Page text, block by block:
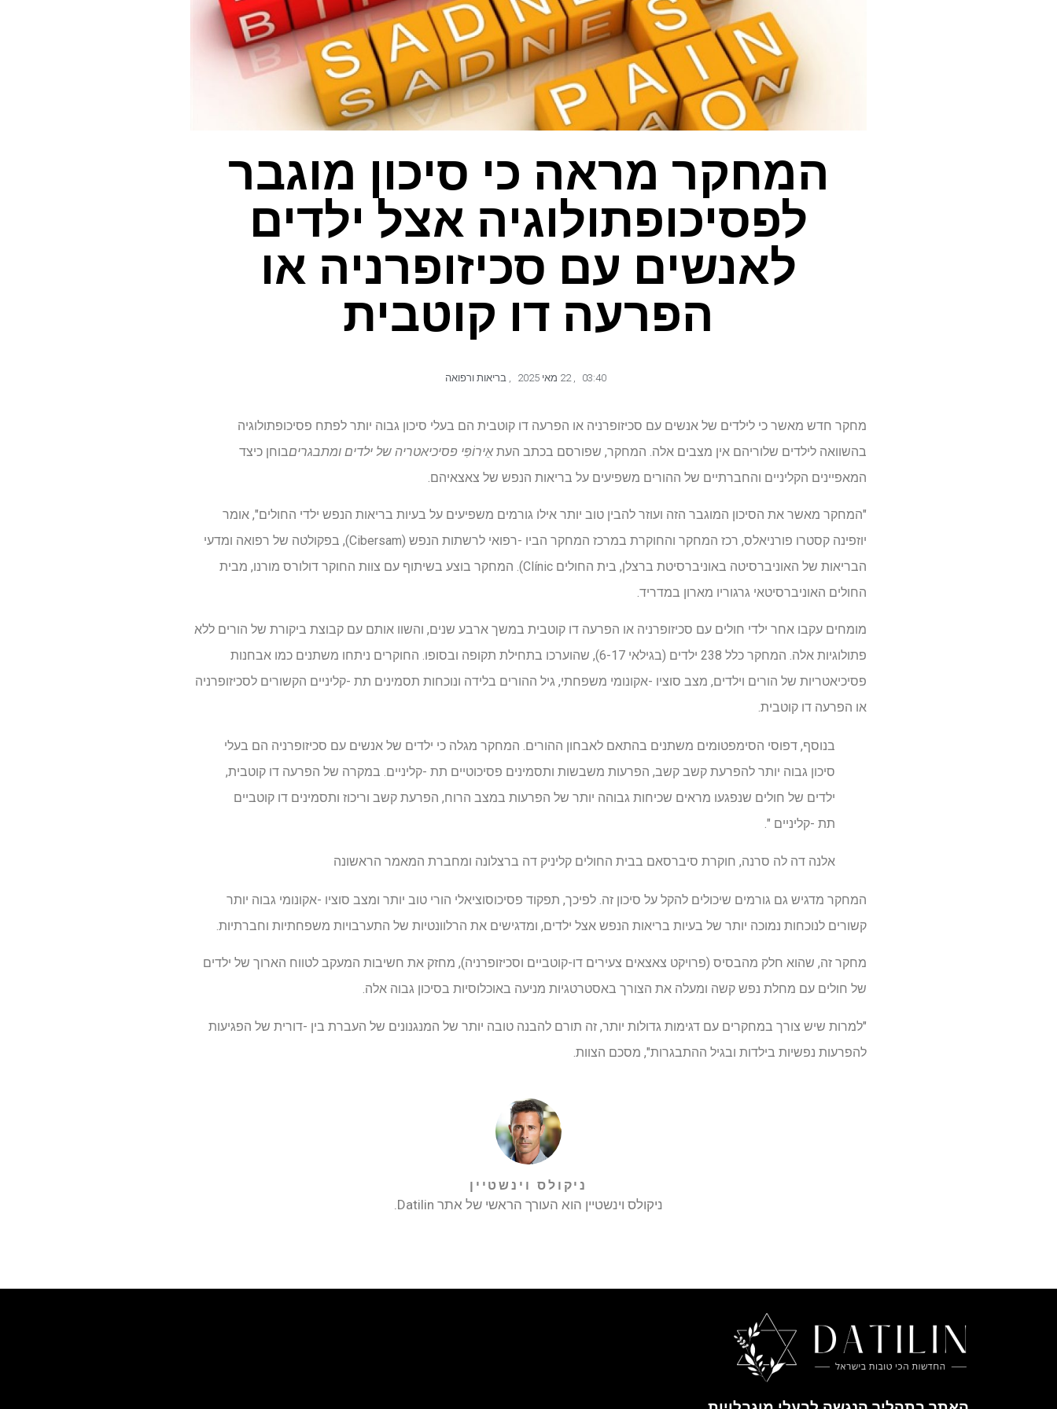
המחקר מראה כי סיכון מוגבר
לפסיכופתולוגיה אצל ילדים
לאנשים עם סכיזופרניה או
הפרעה דו קוטבית
03:40
, 22 מאי 2025 , בריאות ורפואה
מחקר חדש מאשר כי לילדים של אנשים עם סכיזופרניה או הפרעה דו קוטבית הם בעלי סיכון גבוה יותר לפתח פסיכופתולוגיה
בהשוואה לילדים שלוריהם אין מצבים אלה. המחקר, שפורסם בכתב העת אֵירוֹפִּי פסיכיאטריה של ילדים ומתבגריםבוחן כיצד
המאפיינים הקליניים והחברתיים של ההורים משפיעים על בריאות הנפש של צאצאיהם.
"המחקר מאשר את הסיכון המוגבר הזה ועוזר להבין טוב יותר אילו גורמים משפיעים על בעיות בריאות הנפש ילדי החולים", אומר
יוזפינה קסטרו פורניאלס, רכז המחקר והחוקרת במרכז המחקר הביו -רפואי לרשתות הנפש (Cibersam), בפקולטה של ​​רפואה ומדעי
הבריאות של האוניברסיטה באוניברסיטת ברצלן, בית החולים Clínic). המחקר בוצע בשיתוף עם צוות החוקר דולורס מורנו, מבית
החולים האוניברסיטאי גרגוריו מארון במדריד.
מומחים עקבו אחר ילדי חולים עם סכיזופרניה או הפרעה דו קוטבית במשך ארבע שנים, והשוו אותם עם קבוצת ביקורת של הורים ללא
פתולוגיות אלה. המחקר כלל 238 ילדים (בגילאי 6-17), שהוערכו בתחילת תקופה ובסופו. החוקרים ניתחו משתנים כמו אבחנות
פסיכיאטריות של הורים וילדים, מצב סוציו -אקונומי משפחתי, גיל ההורים בלידה ונוכחות תסמינים תת -קליניים הקשורים לסכיזופרניה
או הפרעה דו קוטבית.
בנוסף, דפוסי הסימפטומים משתנים בהתאם לאבחון ההורים. המחקר מגלה כי ילדים של אנשים עם סכיזופרניה הם בעלי
סיכון גבוה יותר להפרעת קשב קשב, הפרעות משבשות ותסמינים פסיכוטיים תת -קליניים. במקרה של הפרעה דו קוטבית,
ילדים של חולים שנפגעו מראים שכיחות גבוהה יותר של הפרעות במצב הרוח, הפרעת קשב וריכוז ותסמינים דו קוטביים
תת -קליניים ".
אלנה דה לה סרנה, חוקרת סיברסאם בבית החולים קליניק דה ברצלונה ומחברת המאמר הראשונה
המחקר מדגיש גם גורמים שיכולים להקל על סיכון זה. לפיכך, תפקוד פסיכוסוציאלי הורי טוב יותר ומצב סוציו -אקונומי גבוה יותר
קשורים לנוכחות נמוכה יותר של בעיות בריאות הנפש אצל ילדים, ומדגישים את הרלוונטיות של התערבויות משפחתיות וחברתיות.
מחקר זה, שהוא חלק מהבסיס (פרויקט צאצאים צעירים דו-קוטביים וסכיזופרניה), מחזק את חשיבות המעקב לטווח הארוך של ילדים
של חולים עם מחלת נפש קשה ומעלה את הצורך באסטרטגיות מניעה באוכלוסיות בסיכון גבוה אלה.
"למרות שיש צורך במחקרים עם דגימות גדולות יותר, זה תורם להבנה טובה יותר של המנגנונים של העברת בין -דורית של הפגיעות
להפרעות נפשיות בילדות ובגיל ההתבגרות", מסכם הצוות.
ניקולס וינשטיין
ניקולס וינשטיין הוא העורך הראשי של אתר Datilin.